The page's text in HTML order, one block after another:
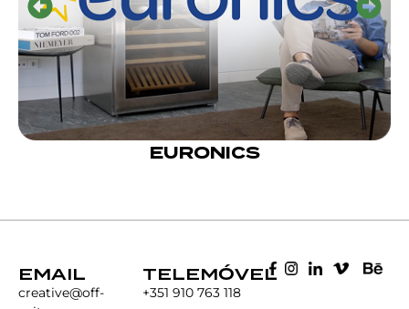
EURONICS
EMAIL
creative@off-
TELEMÓVEL
+351 910 763 118